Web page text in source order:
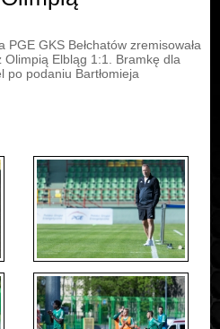
GKS Bełchatów zremisowała
Elbląg 1:1. Bramkę dla
po podaniu Bartłomieja